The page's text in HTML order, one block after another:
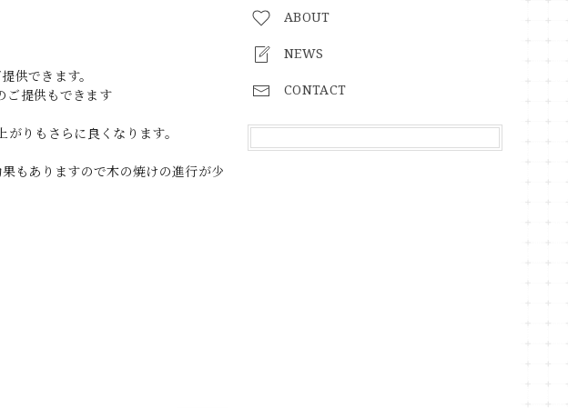
ABOUT
NEWS
CONTACT
供できます。
ご提供もできます
りもさらに良くなります。
もありますので木の焼けの進行が少